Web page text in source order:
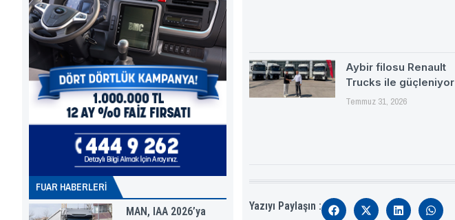
FUAR HABERLERI
MAN, IAA 2026’ya
Aybir filosu Renault
Trucks ile güçleniyor
Temmuz 31, 2026
Yazıyı Paylaşın :